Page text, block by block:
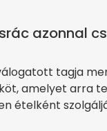
azonnal
tagja
amelyet arra
ételként